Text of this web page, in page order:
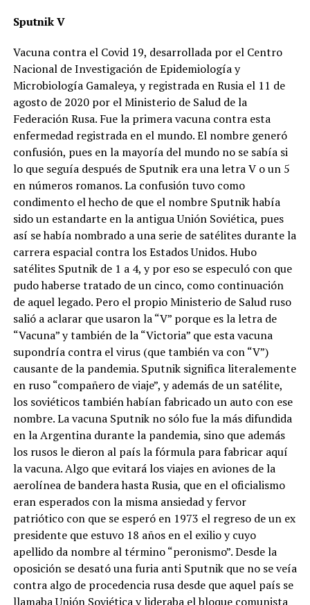
Sputnik V
Vacuna contra el Covid 19, desarrollada por el Centro
Nacional de Investigación de Epidemiología y
Microbiología Gamaleya, y registrada en Rusia el 11 de
agosto de 2020 por el Ministerio de Salud de la
Federación Rusa. Fue la primera vacuna contra esta
enfermedad registrada en el mundo. El nombre generó
confusión, pues en la mayoría del mundo no se sabía si
lo que seguía después de Sputnik era una letra V o un 5
en números romanos. La confusión tuvo como
condimento el hecho de que el nombre Sputnik había
sido un estandarte en la antigua Unión Soviética, pues
así se había nombrado a una serie de satélites durante la
carrera espacial contra los Estados Unidos. Hubo
satélites Sputnik de 1 a 4, y por eso se especuló con que
pudo haberse tratado de un cinco, como continuación
de aquel legado. Pero el propio Ministerio de Salud ruso
salió a aclarar que usaron la “V” porque es la letra de
“Vacuna” y también de la “Victoria” que esta vacuna
supondría contra el virus (que también va con “V”)
causante de la pandemia. Sputnik significa literalemente
en ruso “compañero de viaje”, y además de un satélite,
los soviéticos también habían fabricado un auto con ese
nombre. La vacuna Sputnik no sólo fue la más difundida
en la Argentina durante la pandemia, sino que además
los rusos le dieron al país la fórmula para fabricar aquí
la vacuna. Algo que evitará los viajes en aviones de la
aerolínea de bandera hasta Rusia, que en el oficialismo
eran esperados con la misma ansiedad y fervor
patriótico con que se esperó en 1973 el regreso de un ex
presidente que estuvo 18 años en el exilio y cuyo
apellido da nombre al término “peronismo”. Desde la
oposición se desató una furia anti Sputnik que no se veía
contra algo de procedencia rusa desde que aquel país se
llamaba Unión Soviética y lideraba el bloque comunista